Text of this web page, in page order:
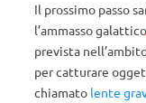
Il prossimo passo
l’ammasso galattico
prevista
per catturare
chiamato lente